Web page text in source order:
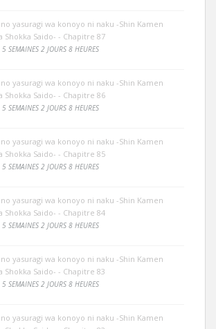
no yasuragi wa konoyo ni naku -Shin Kamen
Shokka Saido- - Chapitre 87
SEMAINES 2 JOURS 8 HEURES
no yasuragi wa konoyo ni naku -Shin Kamen
Shokka Saido- - Chapitre 86
SEMAINES 2 JOURS 8 HEURES
no yasuragi wa konoyo ni naku -Shin Kamen
Shokka Saido- - Chapitre 85
SEMAINES 2 JOURS 8 HEURES
no yasuragi wa konoyo ni naku -Shin Kamen
Shokka Saido- - Chapitre 84
SEMAINES 2 JOURS 8 HEURES
no yasuragi wa konoyo ni naku -Shin Kamen
Shokka Saido- - Chapitre 83
SEMAINES 2 JOURS 8 HEURES
no yasuragi wa konoyo ni naku -Shin Kamen